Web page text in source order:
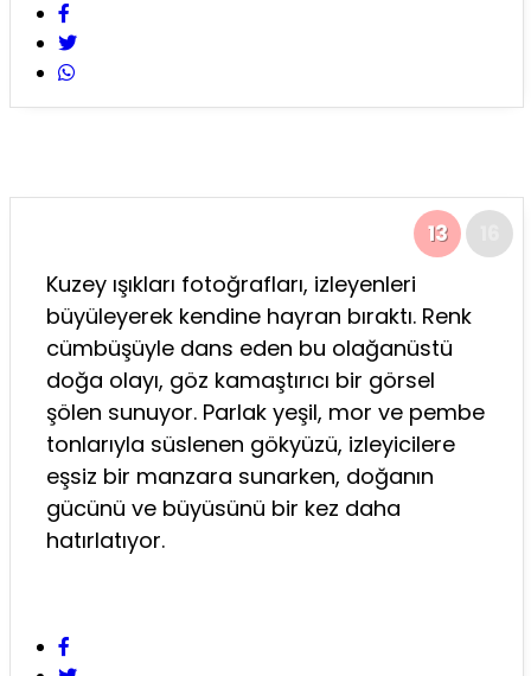
13
Kuzey ışıkları fotoğrafları, izleyenleri
büyüleyerek kendine hayran bıraktı. Renk
cümbüşüyle dans eden bu olağanüstü
doğa olayı, göz kamaştırıcı bir görsel
şölen sunuyor. Parlak yeşil, mor ve pembe
tonlarıyla süslenen gökyüzü, izleyicilere
eşsiz bir manzara sunarken, doğanın
gücünü ve büyüsünü bir kez daha
hatırlatıyor.